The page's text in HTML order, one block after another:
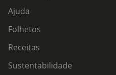
Ajuda
Folhetos
Receitas
Sustentabilidade